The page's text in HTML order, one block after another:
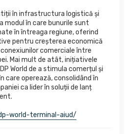
în infrastructura logistică și
în care bunurile sunt
în întreaga regiune, oferind
pentru creșterea economică
comerciale între
Mai mult de atât, inițiativele
World de a stimula comerțul și
care operează, consolidând în
ca lider în soluții de lanț
world-terminal-aiud/